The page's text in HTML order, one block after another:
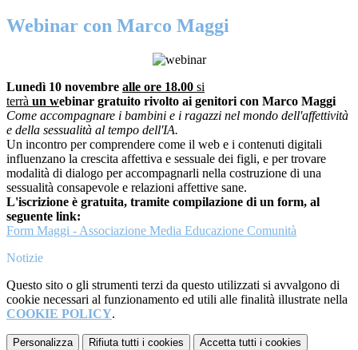
Webinar con Marco Maggi
Lunedì 10 novembre alle ore 18.00 si
terrà un webinar gratuito rivolto ai genitori con Marco Maggi
Come accompagnare i bambini e i ragazzi nel mondo dell'affettività
e della sessualità al tempo dell'IA.
Un incontro per comprendere come il web e i contenuti digitali
influenzano la crescita affettiva e sessuale dei figli, e per trovare
modalità di dialogo per accompagnarli nella costruzione di una
sessualità consapevole e relazioni affettive sane.
L'iscrizione è gratuita, tramite compilazione di un form, al
seguente link:
Form Maggi - Associazione Media Educazione Comunità
Notizie
Questo sito o gli strumenti terzi da questo utilizzati si avvalgono di
cookie necessari al funzionamento ed utili alle finalità illustrate nella
COOKIE POLICY.
Personalizza Rifiuta tutti i cookies Accetta tutti i cookies